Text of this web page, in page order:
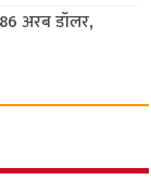
अरब डॉलर,